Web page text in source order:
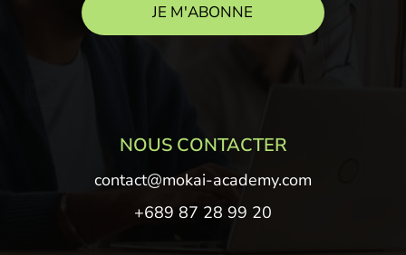
JE M'ABONNE
NOUS CONTACTER
contact@mokai-academy.com
+689 87 28 99 20